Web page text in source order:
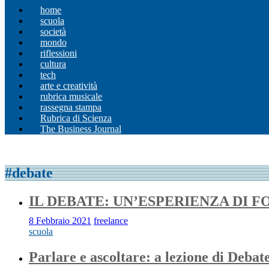
home
scuola
società
mondo
riflessioni
cultura
tech
arte e creatività
rubrica musicale
rassegna stampa
Rubrica di Scienza
The Business Journal
#debate
IL DEBATE: UN’ESPERIENZA DI
8 Febbraio 2021 freelance
scuola
Parlare e ascoltare: a lezione di